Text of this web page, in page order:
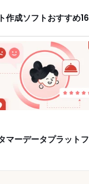
作成ソフトおすすめ
マーデータプラット